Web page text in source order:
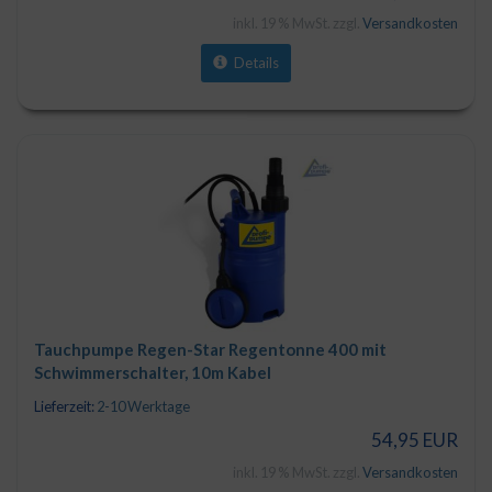
Versandkosten
Details
Tauchpumpe Regen-Star Regentonne 400 mit
Schwimmerschalter, 10m Kabel
Lieferzeit: 2-10 Werktage
54,95 EUR
Versandkosten